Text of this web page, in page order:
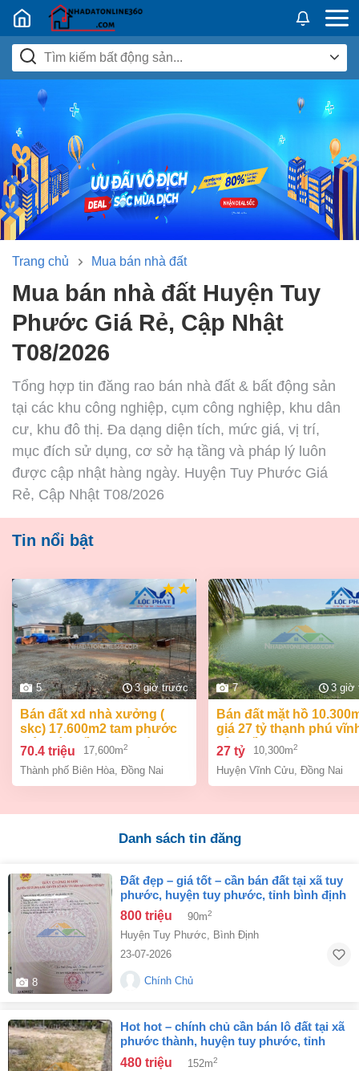
Nhadatban24h.vn
Trang chủ Mua bán nhà đất
Mua bán nhà đất Huyện Tuy
Phước Giá Rẻ, Cập Nhật
T08/2026
Tổng hợp tin đăng rao bán nhà đất & bất động sản
tại các khu công nghiệp, cụm công nghiệp, khu dân
cư, khu đô thị. Đa dạng diện tích, mức giá, vị trí,
mục đích sử dụng, cơ sở hạ tầng và pháp lý luôn
được cập nhật hàng ngày. Huyện Tuy Phước Giá
Rẻ, Cập Nhật T08/2026
Tin nổi bật
5 3 giờ trước
bán đất xd nhà xưởng (
skc) 17.600m2 tam phước
biên hòa đồng nai giá 70,4
tỷ
70.4 triệu 17,600m2
Thành phố Biên Hòa Đồng Nai
7 3 giờ
bán đất mặt hồ 10.300m2
giá 27 tỷ thạnh phú
cửu đồng nai.
27 tỷ 10,300m2
Huyện Vĩnh Cửu Đồng Nai
Danh sách tin đăng
8
đất đẹp – giá tốt – cần bán đất tại xã tuy
phước, huyện tuy phước, tỉnh bình định
800 triệu 90m2
Huyện Tuy Phước
Bình Định
23-07-2026
Chính Chủ
hot hot – chính chủ cần bán lô đất tại xã
phước thành, huyện tuy phước, tỉnh
bình định.
480 triệu 152m2